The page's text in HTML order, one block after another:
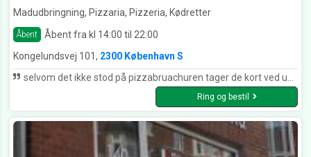
Madudbringning, Pizzaria, Pizzeria, Kødretter
Åbent Åbent fra kl 14:00 til 22:00
Kongelundsvej 101, 2300 København S
selvom det ikke stod på pizzabruachuren tager de kort ved udbringning. Lyder rigtig lækkert. Har tænkt mig at prøve det meste af menuen. vamos a le movil a le chilipizza. Arriba! Aiy caramba
Ring og bestil